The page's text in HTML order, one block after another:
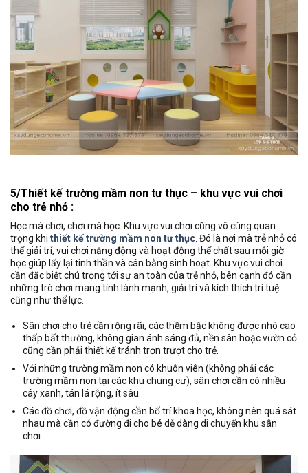
5/Thiết kế trường mầm non tư thục – khu vực vui chơi
cho trẻ nhỏ :
Học mà chơi, chơi mà học. Khu vực vui chơi cũng vô cùng quan
trọng khi thiết kế trường mầm non tư thục. Đó là nơi mà trẻ nhỏ có
thể giải trí, vui chơi năng động và hoạt động thể chất sau mỗi giờ
học giúp lấy lại tinh thần và cân bằng sinh hoạt. Khu vực vui chơi
cần đặc biệt chú trọng tới sự an toàn của trẻ nhỏ, bên cạnh đó cần
những trò chơi mang tính lành mạnh, giải trí và kích thích trí tuệ
cũng như thể lực.
Sân chơi cho trẻ cần rộng rãi, các thềm bậc không được nhô cao
thấp bất thường, không gian ánh sáng đủ, nền sân hoặc vườn cỏ
cũng cần phải thiết kế tránh trơn trượt cho trẻ.
Với những trường mầm non có khuôn viên (không phải các
trường mầm non tại các khu chung cư), sân chơi cần có nhiều
cây xanh, tán lá rộng, ít sâu.
Các đồ chơi, đồ vận động cần bố trí khoa học, không nên quá sát
nhau mà cần có đường đi cho bé dễ dàng di chuyển khu sân
chơi.